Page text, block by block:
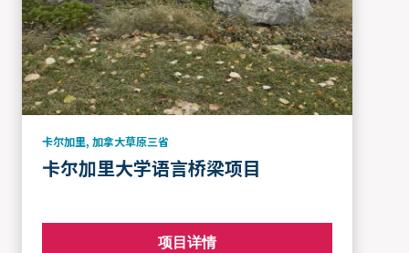
卡尔加里, 加拿大草原三省
卡尔加里大学语言桥梁项目
项目详情